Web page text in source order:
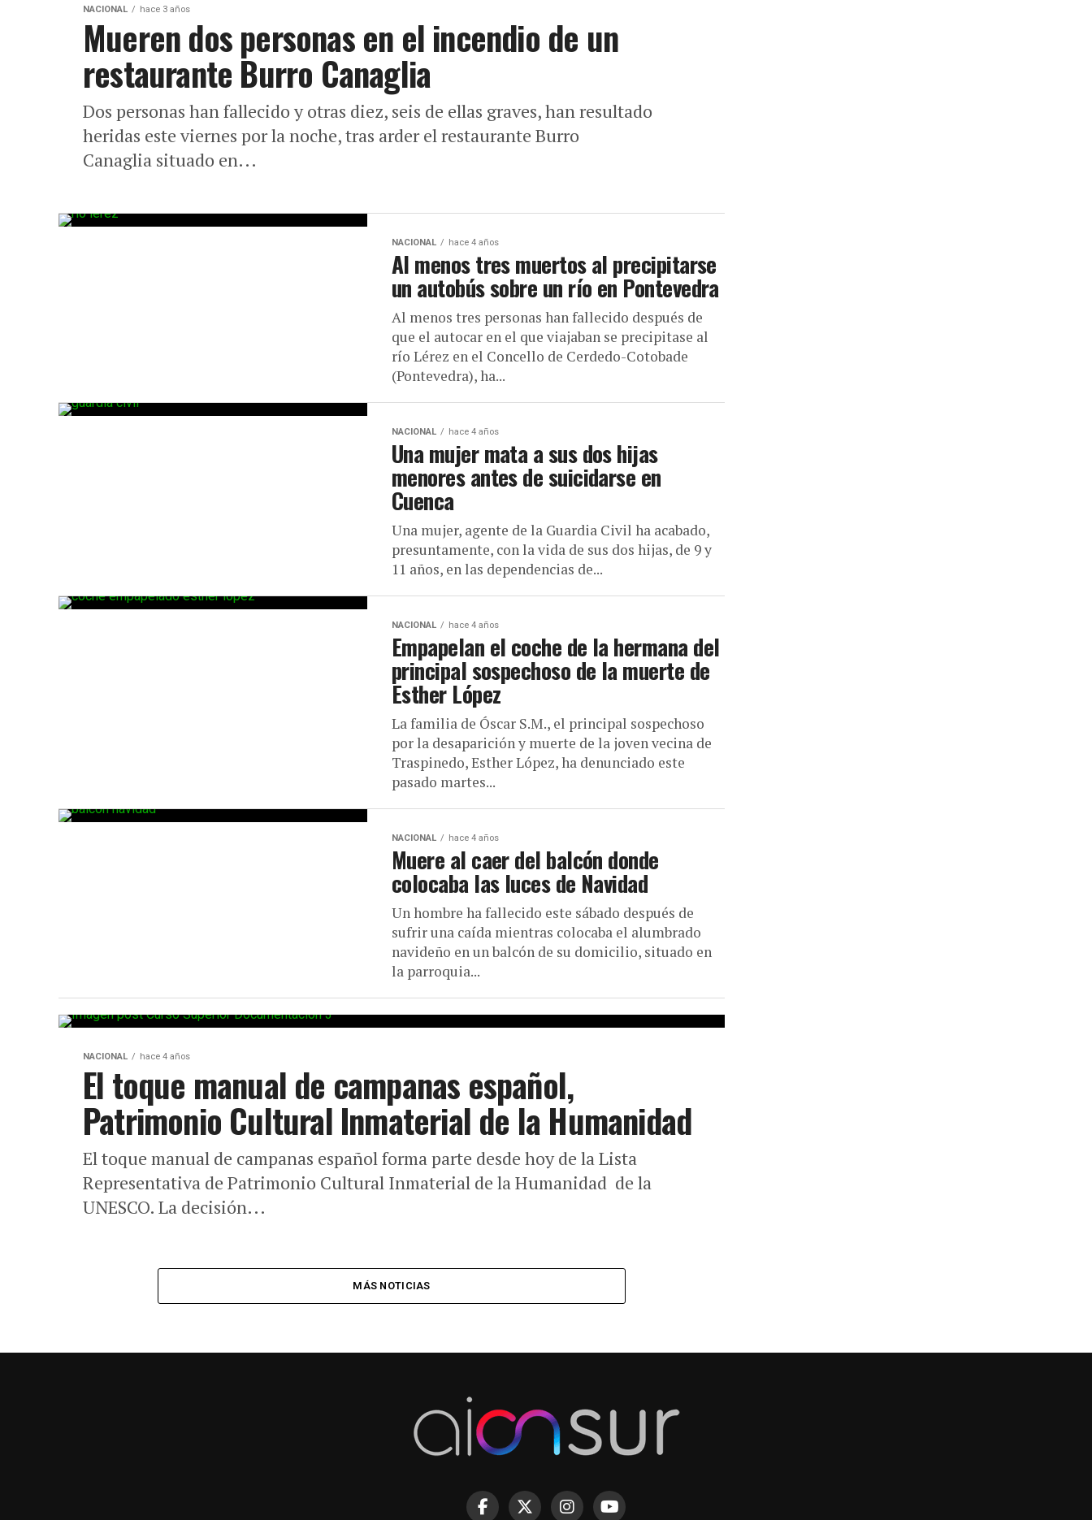
NACIONAL hace 3 años
Mueren dos personas en el incendio de un
restaurante Burro Canaglia
Dos personas han fallecido y otras diez, seis de ellas graves, han resultado
heridas este viernes por la noche, tras arder el restaurante Burro
Canaglia situado en...
NACIONAL hace 4 años
Al menos tres muertos al precipitarse
un autobús sobre un río en Pontevedra
Al menos tres personas han fallecido después de
que el autocar en el que viajaban se precipitase al
río Lérez en el Concello de Cerdedo-Cotobade
(Pontevedra), ha...
NACIONAL hace 4 años
Una mujer mata a sus dos hijas
menores antes de suicidarse en
Cuenca
Una mujer, agente de la Guardia Civil ha acabado,
presuntamente, con la vida de sus dos hijas, de 9 y
11 años, en las dependencias de...
NACIONAL hace 4 años
Empapelan el coche de la hermana del
principal sospechoso de la muerte de
Esther López
La familia de Óscar S.M., el principal sospechoso
por la desaparición y muerte de la joven vecina de
Traspinedo, Esther López, ha denunciado este
pasado martes...
NACIONAL hace 4 años
Muere al caer del balcón donde
colocaba las luces de Navidad
Un hombre ha fallecido este sábado después de
sufrir una caída mientras colocaba el alumbrado
navideño en un balcón de su domicilio, situado en
la parroquia...
NACIONAL hace 4 años
El toque manual de campanas español,
Patrimonio Cultural Inmaterial de la Humanidad
El toque manual de campanas español forma parte desde hoy de la Lista
Representativa de Patrimonio Cultural Inmaterial de la Humanidad de la
UNESCO. La decisión...
MÁS NOTICIAS